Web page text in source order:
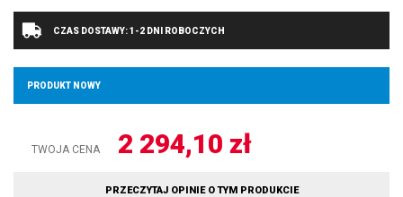
CZAS DOSTAWY: 1-2 DNI ROBOCZYCH
PRODUKT NOWY
TWOJA CENA 2 294,10 zł
PRZECZYTAJ OPINIE O TYM PRODUKCIE